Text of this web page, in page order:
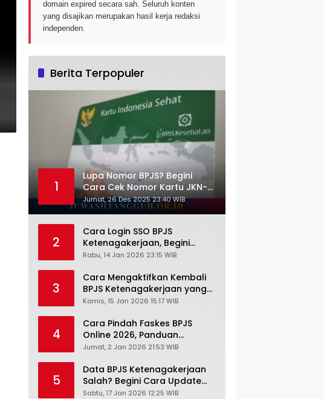
domain expired secara sah. Seluruh konten
yang disajikan merupakan hasil kerja redaksi
independen.
Berita Terpopuler
1
Lupa Nomor BPJS? Begini
Cara Cek Nomor Kartu JKN-
KIS dengan NIK KTP
Jumat, 26 Des 2025 23:40 WIB
2
Cara Login SSO BPJS
Ketenagakerjaan, Begini
Tutorial Lengkap dan
Rabu, 14 Jan 2026 23:15 WIB
3
Cara Mengaktifkan Kembali
BPJS Ketenagakerjaan yang
Nonaktif, Begini Panduan
Kamis, 15 Jan 2026 15:17 WIB
4
Cara Pindah Faskes BPJS
Online 2026, Panduan
Lengkap via Mobile JKN,
Cabang
Jumat, 2 Jan 2026 21:53 WIB
5
Data BPJS Ketenagakerjaan
Salah? Begini Cara Update
Rekening, Alamat, HP di JMO
Sabtu, 17 Jan 2026 12:25 WIB